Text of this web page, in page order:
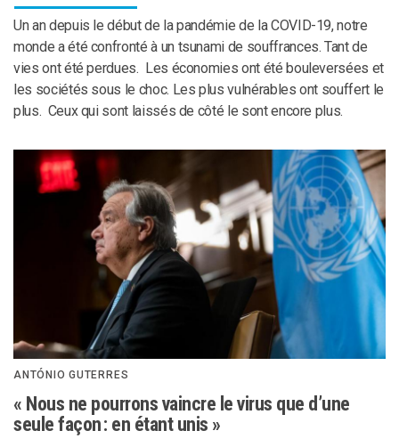
Un an depuis le début de la pandémie de la COVID-19, notre
monde a été confronté à un tsunami de souffrances. Tant de
vies ont été perdues. Les économies ont été bouleversées et
les sociétés sous le choc. Les plus vulnérables ont souffert le
plus. Ceux qui sont laissés de côté le sont encore plus.
ANTÓNIO GUTERRES
« Nous ne pourrons vaincre le virus que d’une
seule façon : en étant unis »